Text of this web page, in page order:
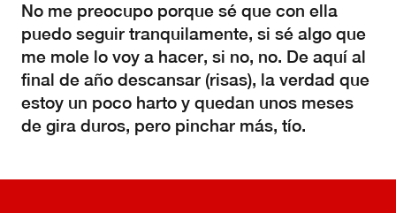
No me preocupo porque sé que con ella
puedo seguir tranquilamente, si sé algo que
me mole lo voy a hacer, si no, no. De aquí al
final de año descansar (risas), la verdad que
estoy un poco harto y quedan unos meses
de gira duros, pero pinchar más, tío.